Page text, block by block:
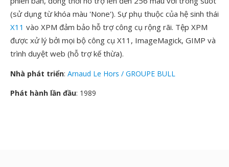
(sử dụng từ khóa màu 'None'). Sự phụ thuộc của hệ sinh thái
X11 vào XPM đảm bảo hỗ trợ công cụ rộng rãi. Tệp XPM
được xử lý bởi mọi bộ công cụ X11, ImageMagick, GIMP và
trình duyệt web (hỗ trợ kế thừa).
Nhà phát triển: Arnaud Le Hors / GROUPE BULL
Phát hành lần đầu: 1989